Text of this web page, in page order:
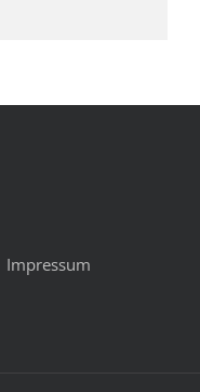
Impressum